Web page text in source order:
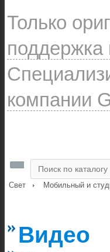
Только
поддержка
компании
Свет Мобильный и
Видео